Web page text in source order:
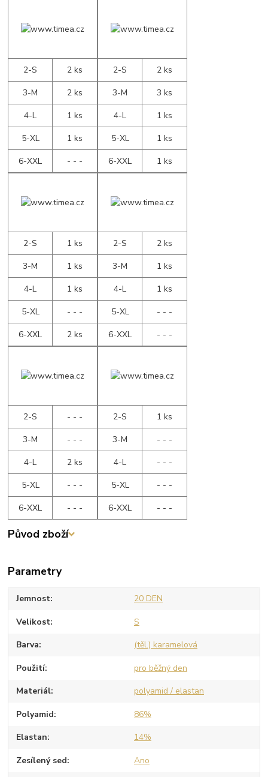
2-S
2 ks
3-M
2 ks
4-L
1 ks
5-XL
1 ks
6-XXL
- - -
2-S
2 ks
3-M
3 ks
4-L
1 ks
5-XL
1 ks
6-XXL
1 ks
2-S
1 ks
3-M
1 ks
4-L
1 ks
5-XL
- - -
6-XXL
2 ks
2-S
2 ks
3-M
1 ks
4-L
1 ks
5-XL
- - -
6-XXL
- - -
2-S
- - -
3-M
- - -
4-L
2 ks
5-XL
- - -
6-XXL
- - -
2-S
1 ks
3-M
- - -
4-L
- - -
5-XL
- - -
6-XXL
- - -
Původ zboží
Parametry
Jemnost 20 DEN
Velikost S
Barva (těl.) karamelová
Použití pro běžný den
Materiál polyamid / elastan
Polyamid 86%
Elastan 14%
Zesílený sed Ano